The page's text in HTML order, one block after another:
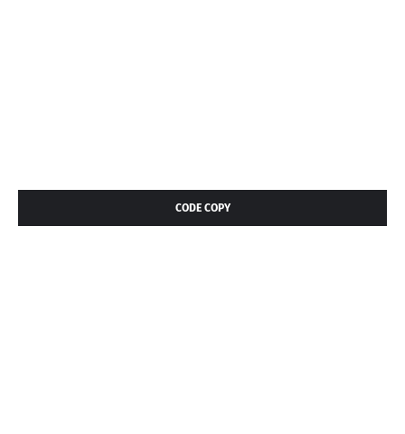
CODE COPY